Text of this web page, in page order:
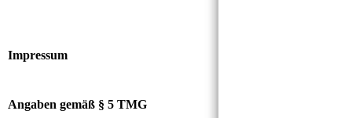
Impressum
Angaben gemäß § 5 TMG